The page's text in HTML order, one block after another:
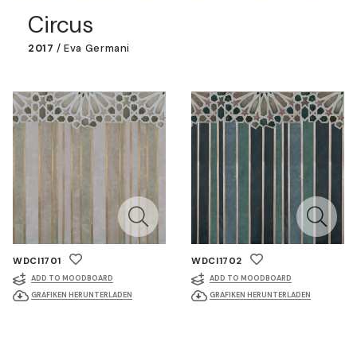
Circus
2017 / Eva Germani
WDCI1701
ADD TO MOODBOARD
GRAFIKEN HERUNTERLADEN
WDCI1702
ADD TO MOODBOARD
GRAFIKEN HERUNTERLADEN